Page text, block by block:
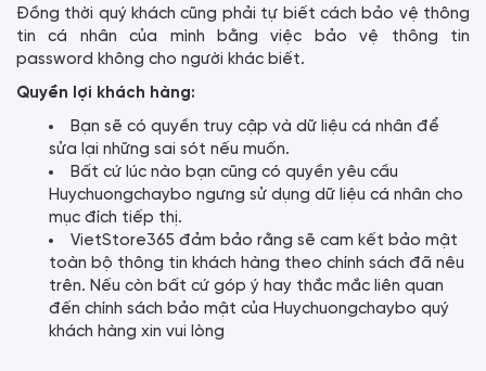
Đồng thời quý khách cũng phải tự biết cách bảo vệ thông
tin cá nhân của mình bằng việc bảo vệ thông tin
password không cho người khác biết.
Quyền lợi khách hàng:
Bạn sẽ có quyền truy cập và dữ liệu cá nhân để
sửa lại những sai sót nếu muốn.
Bất cứ lúc nào bạn cũng có quyền yêu cầu
Huychuongchaybo ngưng sử dụng dữ liệu cá nhân cho
mục đích tiếp thị.
VietStore365 đảm bảo rằng sẽ cam kết bảo mật
toàn bộ thông tin khách hàng theo chính sách đã nêu
trên. Nếu còn bất cứ góp ý hay thắc mắc liên quan
đến chính sách bảo mật của Huychuongchaybo quý
khách hàng xin vui lòng